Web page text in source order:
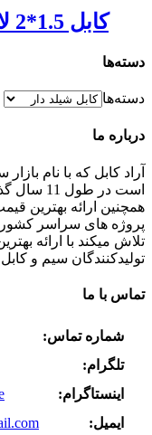
کابل 1.5*2 لاستیکی اردستان مرکز خرید
دسته‌ها
دسته‌ها
درباره ما
آراد کابل که با نام
است در
همچنین ارائه بهترین
پروژه های سراسر کشور
تلاش میکند با ارائه
تولیدکنندگان سیم و
تماس با ما
شماره تماس:
تلگرام:
اینستاگرام:
ایمیل: